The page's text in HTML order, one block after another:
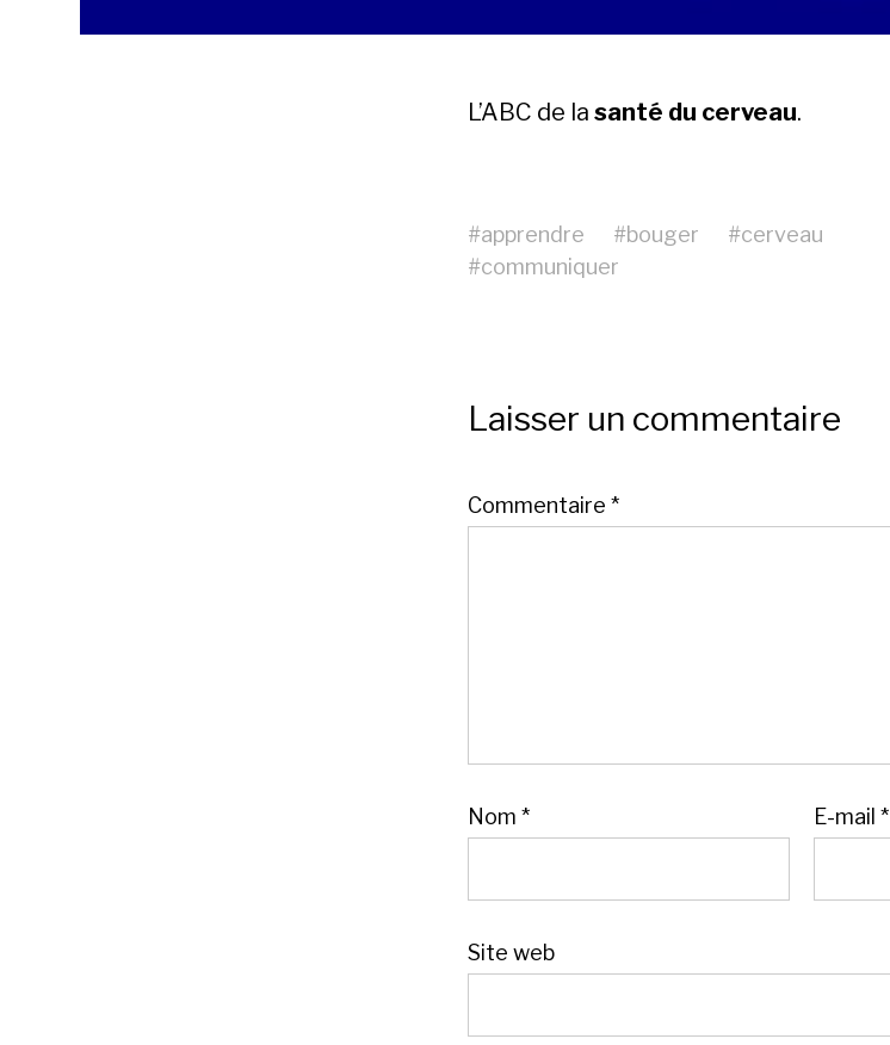
L’ABC de la santé du cerveau.
#apprendre #bouger #cerveau
#communiquer
Laisser un commentaire
Commentaire *
Nom * E-mail *
Site web